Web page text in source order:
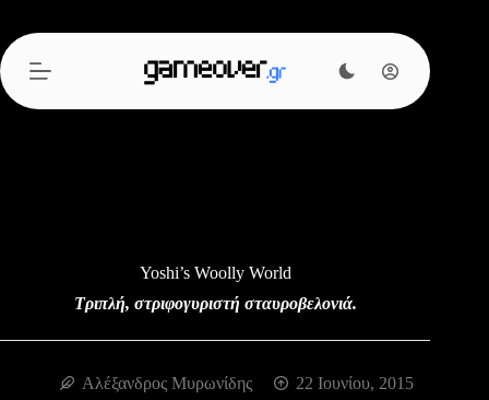
περιεχόμενο
Yoshi’s Woolly World
Τριπλή, στριφογυριστή σταυροβελονιά.
Αλέξανδρος Μυρωνίδης 22 Ιουνίου, 2015